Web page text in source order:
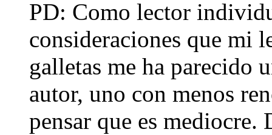
PD: Como lector
consideraciones que mi
galletas me ha parecido
autor, uno con menos
pensar que es mediocre.